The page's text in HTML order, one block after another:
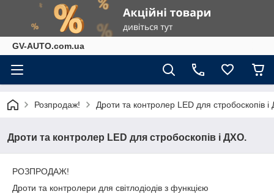
GV-AUTO.com.ua
Розпродаж! Дроти та контролер LED для стробоскопів
Дроти та контролер LED для стробоскопів і ДХО.
РОЗПРОДАЖ!
Дроти та контролери для світлодіодів з функцією